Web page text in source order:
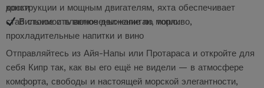
доски
В стоимость включены: капитан, топливо,
прохладительные напитки и вино
конструкции и мощным двигателям, яхта обеспечивает
стабильное и плавное движение по морю.
Отправляйтесь из Айя-Напы или Протараса и откройте для
себя Кипр так, как вы его ещё не видели — в атмосфере
комфорта, свободы и настоящей морской элегантности,